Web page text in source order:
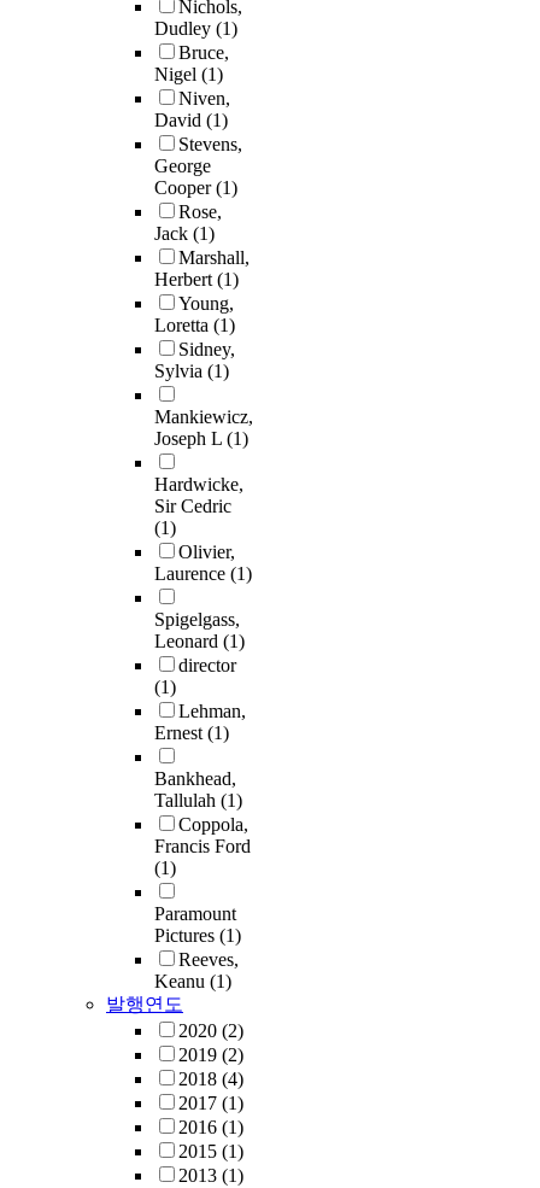
Nichols,
Dudley (1)
Bruce,
Nigel (1)
Niven,
David (1)
Stevens,
George
Cooper(1)
Rose,
Jack (1)
Marshall,
Herbert(1)
Young,
Loretta (1)
Sidney,
Sylvia (1)
Mankiewicz,
Joseph L (1)
Hardwicke,
Sir Cedric
(1)
Olivier,
Laurence (1)
Spigelgass,
Leonard (1)
director
(1)
Lehman,
Ernest(1)
Bankhead,
Tallulah (1)
Coppola,
Francis Ford
(1)
Paramount
Pictures (1)
Reeves,
Keanu (1)
발행연도
2020 (2)
2019 (2)
2018 (4)
2017 (1)
2016 (1)
2015 (1)
2013 (1)